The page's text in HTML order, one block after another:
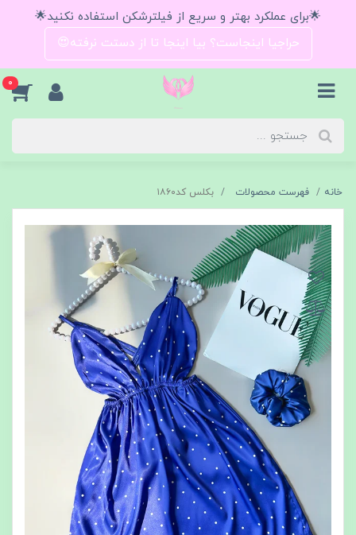
🌟برای عملکرد بهتر و سریع از فیلترشکن استفاده نکنید🌟
حراجیا اینجاست؟ بیا اینجا تا از دستت نرفته😍
0
خانه فهرست محصولات بکلس کد۱۸۶۰